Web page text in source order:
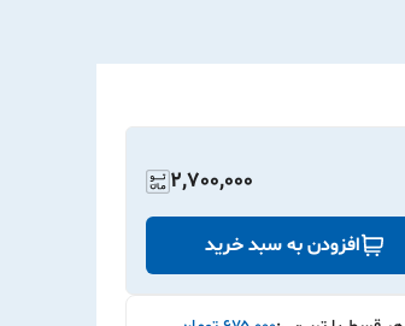
2,700,000
افزودن به سبد خرید